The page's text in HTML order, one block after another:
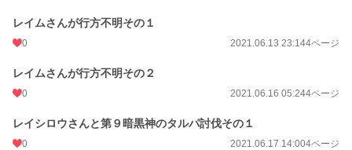
レイムさんが行方不明その１
0 2021.06.13 23:144ページ
レイムさんが行方不明その２
0 2021.06.16 05:244ページ
レイシロウさんと第９暗黒神のタルパ討伐その１
0 2021.06.17 14:004ページ